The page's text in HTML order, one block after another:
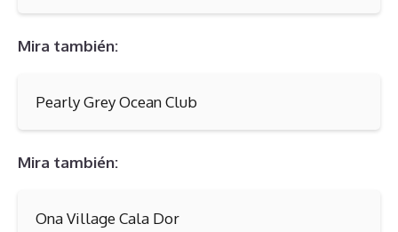
Mira también:
Pearly Grey Ocean Club
Mira también:
Ona Village Cala Dor